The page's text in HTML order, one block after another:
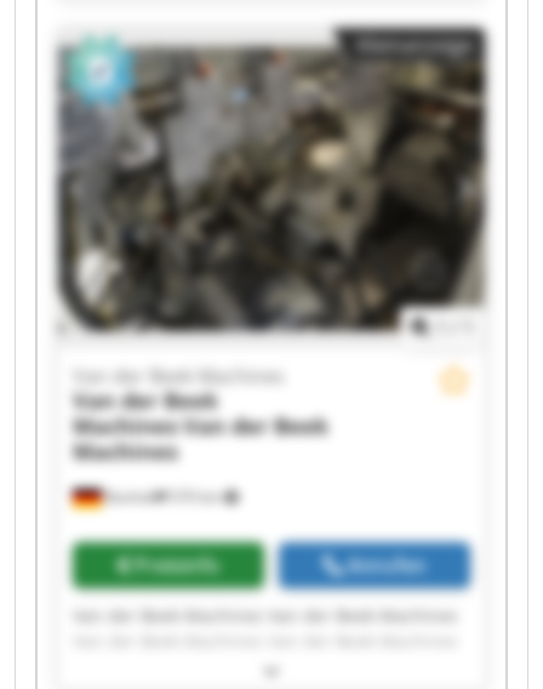
Van der Beek Machines Van der Beek Machines
Van der Beek Machines Van der Beek Machines
Van der Beek Machines Van der Beek Machines
Van der Beek Machines Van der Beek Machines
Van der Beek Machines Van der Beek Machines
Van der Beek Machines Van der Beek Machines
Kleinanzeige
Bocholt 570 km
Van der Beek Machines
Van der Beek
Machines Van der Beek
Machines
Preisinfo Anrufen
Van der Beek Machines Van der Beek Machines